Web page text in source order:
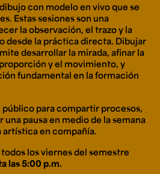
con modelo en vivo que se
Estas sesiones son una
la observación, el trazo y la
desde la práctica directa. Dibujar
desarrollar la mirada, afinar la
y el movimiento, y
fundamental en la formación
para compartir procesos,
pausa en medio de la semana
en compañía.
todos los viernes del semestre
las 5:00 p.m.